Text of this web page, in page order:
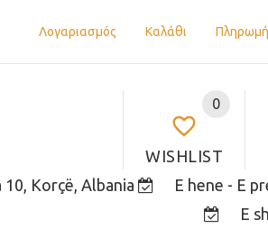
Λογαριασμός Καλάθι Πληρωμή
0
WISHLIST
Korçë, Albania
E hene - E
E